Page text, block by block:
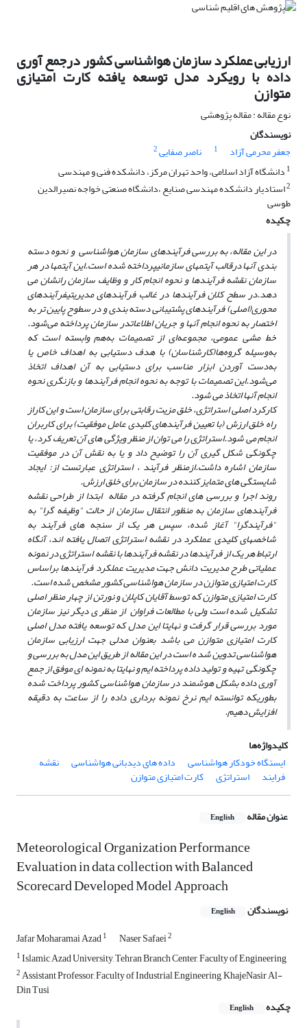
ارزیابی عملکرد سازمان هواشناسی کشور درجمع آوری
داده با رویکرد مدل توسعه یافته کارت امتیازی
متوازن
نوع مقاله : مقاله پژوهشی
نویسندگان
جعفر محرمی آزاد
1 ناصر صفایی2
1 دانشگاه آزاد اسلامی، واحد تهران مرکز، دانشکده فنی و مهندسی
2استادیار دانشکده مهندسی صنایع ،دانشگاه صنعتی خواجه نصیرالدین
طوسی
چکیده
در این مقاله، به بررسی فرآیندهای سازمان هواشناسی و نحوه دسته
بندی آنها درقالب آیتمهای سازمانیپرداخته شده است.این آیتمها در هر
سازمان نقشه فرآیندها و نحوه انجام کار و وظایف سازمان رانشان می
دهد.در سطح کلان فرآیندها در غالب فرآیندهای مدیریتیفرآیندهای
محوری(اصلی) فرآیندهای پشتیبانی دسته بندی و در سطوح پایین تر به
اختصار به نحوه انجام آنها و جریان اطلاعاتدر سازمان پرداخته می‌شود.
خط مشی عمومی، مجموعه‌ای از تصمیمات به‌هم‌ وابسته است که
به‌وسیله گروه‌ها(کارشناسان) با هدف دستیابی به اهداف خاص یا
به‌دست آوردن ابزار مناسب برای دستیابی به آن اهداف اتخاذ
می‌شود.این تصمیمات با توجه به نحوه انجام فرآیندها و بازنگری نحوه
انجام آنها اتخاذ می شود.
کارکرد اصلی استراتژی، خلق مزیت رقابتی برای سازمان است و این کاراز
راه خلق ارزش (با تعیین فرآیندهای کلیدی عامل موفقیت) برای کاربران
انجام می شود.استراتژی را می توان از منظر ویژگی های آن تعریف کرد، یا
چگونگی شکل گیری آن را توضیح داد و یا به نقش آن در موفقیت
سازمان اشاره داشت.ازمنظر فرآیند ، استراتژی عبارتست از: ایجاد
شایستگی های متمایز کننده در سازمان برای خلق ارزش.
روند اجرا و بررسی های انجام گرفته در مقاله ابتدا از طراحی نقشه
فرآیندهای سازمان به منظور انتقال سازمان از حالت "وظیفه گرا" به
"فرآیندگرا" آغاز شده، سپس هر یک از سنجه های فرآیند به
شاخصهای کلیدی عملکرد در نقشه استراتژی اتصال یافته اند، آنگاه
ارتباط هر یک از فرآیندها در نقشه فرآیندها با نقشه استراتژی در نمونه
عملیاتی طرح مدیریت دانش جهت مدیریت عملکرد فرآیندها براساس
کارت امتیازی متوازن در سازمان هواشناسی کشور مشخص شده است.
کارت امتیازی متوازن که توسط آقایان کاپلان و نورتن از چهار منظر اصلی
تشکیل شده است ولی با مطالعات فراوان از منظر ی دیگر نیز سازمان
مورد بررسی قرار گرفت و نهایتا این مدل که توسعه یافته مدل اصلی
کارت امتیازی متوازن می باشد بعنوان مدلی جهت ارزیابی سازمان
هواشناسی تدوین شد ه است در این مقاله از طریق این مدل به بررسی و
چگونگی تهیه و تولید داده پرداخته ایم و نهایتا به نمونه ای موفق از جمع
آوری داده بشکل هوشمند در سازمان هواشناسی کشور پرداخت شده
بطوریکه توانسته ایم نرخ نمونه برداری داده را از ساعت به دقیقه
افزایش دهیم.
کلیدواژه‌ها
ایستگاه خودکار هواشناسی
داده های دیدبانی هواشناسی نقشه
فرایند استراتژی کارت امتیازی متوازن
عنوان مقاله English
Meteorological Organization Performance
Evaluation in data collection with Balanced
Scorecard Developed Model Approach
نویسندگان English
Jafar Moharamai Azad1 Naser Safaei2
1Islamic Azad University, Tehran Branch Center, Faculty of Engineering
2Assistant Professor, Faculty of Industrial Engineering, KhajeNasir Al-
Din Tusi
چکیده
English